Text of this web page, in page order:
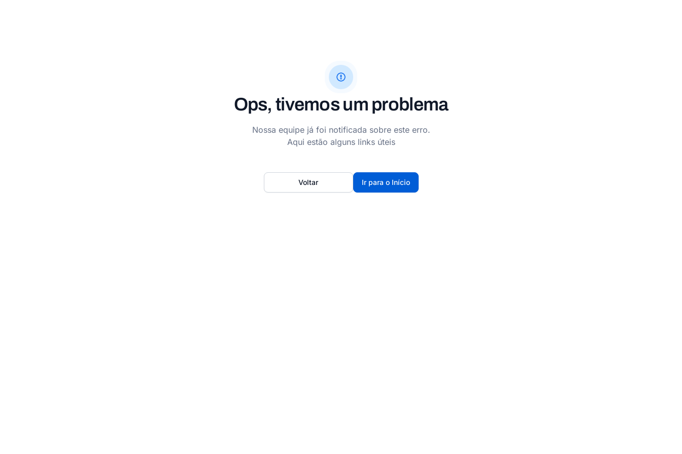
Ops, tivemos um problema
Nossa equipe já foi notificada sobre este erro.
Aqui estão alguns links úteis
Ir para o Início
Voltar